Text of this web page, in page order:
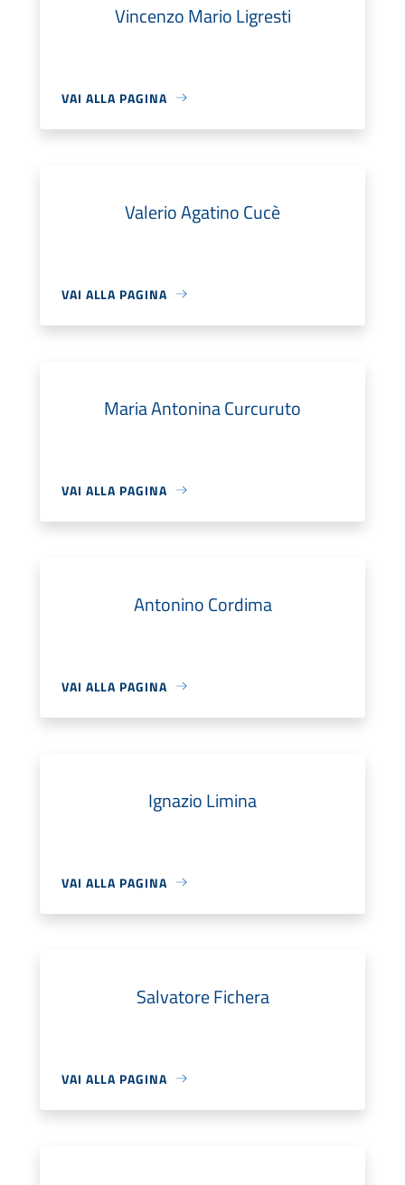
Vincenzo Mario Ligresti
VAI ALLA PAGINA
Valerio Agatino Cucè
VAI ALLA PAGINA
Maria Antonina Curcuruto
VAI ALLA PAGINA
Antonino Cordima
VAI ALLA PAGINA
Ignazio Limina
VAI ALLA PAGINA
Salvatore Fichera
VAI ALLA PAGINA